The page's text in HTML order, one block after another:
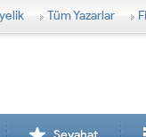
Tüm Yazarlar